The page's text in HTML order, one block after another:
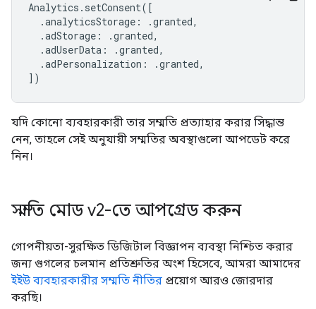
Analytics . setConsent([
.analyticsStorage : .granted,
.adStorage : .granted,
.adUserData : .granted,
.adPersonalization : .granted,
])
যদি কোনো ব্যবহারকারী তার সম্মতি প্রত্যাহার করার সিদ্ধান্ত
নেন, তাহলে সেই অনুযায়ী সম্মতির অবস্থাগুলো আপডেট করে
নিন।
সম্মতি মোড v2-তে আপগ্রেড করুন
গোপনীয়তা-সুরক্ষিত ডিজিটাল বিজ্ঞাপন ব্যবস্থা নিশ্চিত করার
জন্য গুগলের চলমান প্রতিশ্রুতির অংশ হিসেবে, আমরা আমাদের
ইইউ ব্যবহারকারীর সম্মতি নীতির প্রয়োগ আরও জোরদার
করছি।